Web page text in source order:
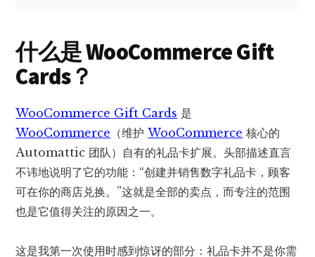
什么是 WooCommerce Gift
Cards？
WooCommerce Gift Cards 是
WooCommerce （维护WooCommerce 核心的
Automattic 团队）自有的礼品卡扩展。头部描述直言
不讳地说明了它的功能：“创建并销售数字礼品卡，顾客
可在你的商店兑换。”这就是全部的卖点，而专注的范围
也是它值得关注的原因之一。
这是我第一次使用时感到惊讶的部分：礼品卡并不是你需